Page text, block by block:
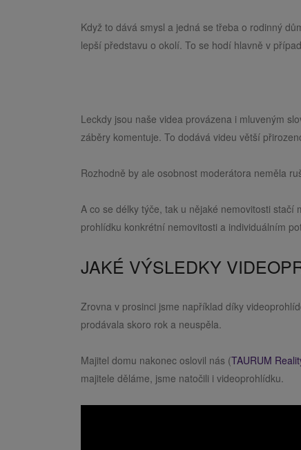
Když to dává smysl a jedná se třeba o rodinný
lepší představu o okolí. To se hodí hlavně v
Leckdy jsou naše videa provázena i mluveným
záběry komentuje. To dodává videu větší
Rozhodně by ale osobnost moderátora neměla
A co se délky týče, tak u nějaké nemovitosti
prohlídku konkrétní nemovitosti a individuálním
JAKÉ VÝSLEDKY
Zrovna v prosinci jsme například díky
prodávala skoro rok a neuspěla.
Majitel domu nakonec oslovil nás (TAURUM
majitele děláme, jsme natočili i videoprohlídku.